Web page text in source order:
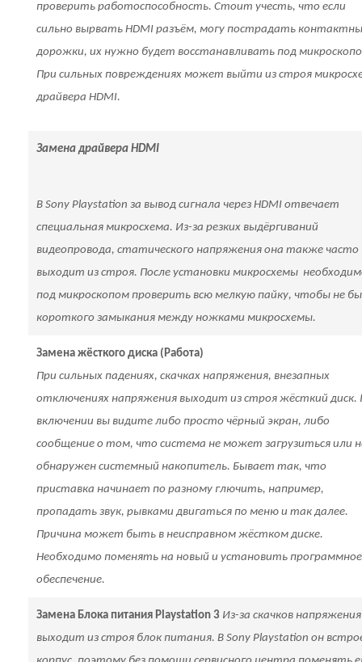
проверить работоспособность. Стоит учесть, что если
сильно вырвать HDMI разъём, могу пострадать
дорожки, их нужно будет восстанавливать под
При сильных повреждениях может выйти из строя
драйвера HDMI.
Замена драйвера HDMI
В Sony Playstation за вывод сигнала через HDMI отвечает
специальная микросхема. Из-за резких выдёргиваний
видеопровода, статического напряжения она также часто
выходит из строя. После установки микросхемы
под микроскопом проверить всю мелкую пайку, чтобы не
короткого замыкания между ножками микросхемы.
Замена жёсткого диска (Работа)
При сильных падениях, скачках напряжения, внезапных
отключениях напряжения выходит из строя жёсткий диск.
включении вы видите либо просто чёрный экран, либо
сообщение о том, что система не может загрузиться или
обнаружен системный накопитель. Бывает так, что
приставка начинает по разному глючить, например,
пропадать звук, рывками двигаться по меню и так далее.
Причина может быть в неисправном жёстком диске.
Необходимо поменять на новый и установить программное
обеспечение.
Замена Блока питания Playstation 3 Из-за скачков напряжения
выходит из строя блок питания. В Sony Playstation он